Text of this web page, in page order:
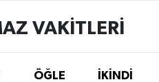
VAKITLERI
ÖĞLE İKINDI